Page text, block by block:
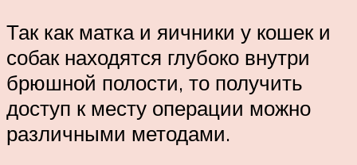
Так как матка и яичники у кошек и
собак находятся глубоко внутри
брюшной полости, то получить
доступ к месту операции можно
различными методами.